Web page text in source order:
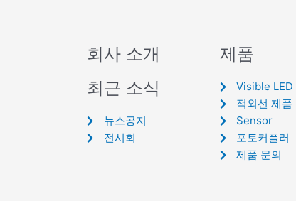
회사 소개
최근 소식
뉴스공지
전시회
제품
Visible LED
적외선 제품
Sensor
포토커플러
제품 문의